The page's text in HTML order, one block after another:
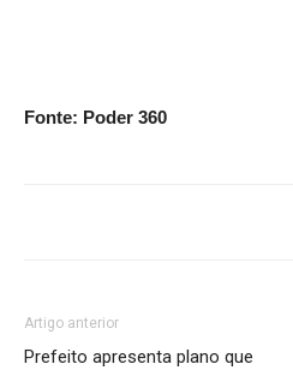
Fonte: Poder 360
Artigo anterior
Prefeito apresenta plano que